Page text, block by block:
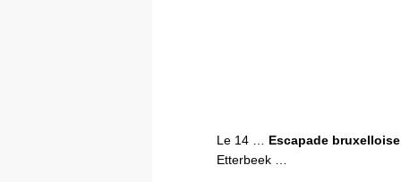
Le 14 … Escapade bruxelloise
Etterbeek …